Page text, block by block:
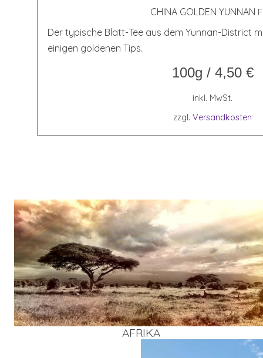
CHI­NA GOL­DEN YUNNAN
Der typische Blatt-Tee aus dem Yunnan-District
einigen goldenen Tips.
100g / 4,50 €
inkl. MwSt.
zzgl. Versandkosten
AFRI­KA